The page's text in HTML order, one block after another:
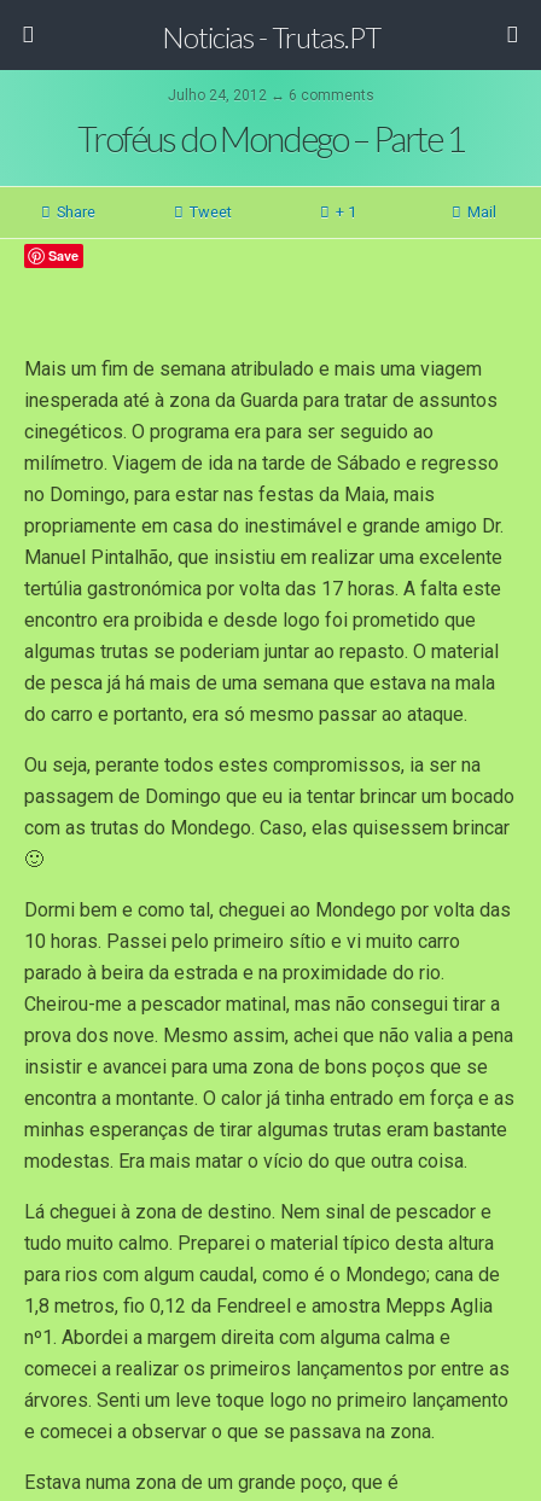
Noticias - Trutas.PT
Julho 24, 2012 ↔ 6 comments
Troféus do Mondego – Parte 1
Share Tweet + 1 Mail
Save
Mais um fim de semana atribulado e mais uma viagem
inesperada até à zona da Guarda para tratar de assuntos
cinegéticos. O programa era para ser seguido ao
milímetro. Viagem de ida na tarde de Sábado e regresso
no Domingo, para estar nas festas da Maia, mais
propriamente em casa do inestimável e grande amigo Dr.
Manuel Pintalhão, que insistiu em realizar uma excelente
tertúlia gastronómica por volta das 17 horas. A falta este
encontro era proibida e desde logo foi prometido que
algumas trutas se poderiam juntar ao repasto. O material
de pesca já há mais de uma semana que estava na mala
do carro e portanto, era só mesmo passar ao ataque.
Ou seja, perante todos estes compromissos, ia ser na
passagem de Domingo que eu ia tentar brincar um bocado
com as trutas do Mondego. Caso, elas quisessem brincar
🙂
Dormi bem e como tal, cheguei ao Mondego por volta das
10 horas. Passei pelo primeiro sítio e vi muito carro
parado à beira da estrada e na proximidade do rio.
Cheirou-me a pescador matinal, mas não consegui tirar a
prova dos nove. Mesmo assim, achei que não valia a pena
insistir e avancei para uma zona de bons poços que se
encontra a montante. O calor já tinha entrado em força e as
minhas esperanças de tirar algumas trutas eram bastante
modestas. Era mais matar o vício do que outra coisa.
Lá cheguei à zona de destino. Nem sinal de pescador e
tudo muito calmo. Preparei o material típico desta altura
para rios com algum caudal, como é o Mondego; cana de
1,8 metros, fio 0,12 da Fendreel e amostra Mepps Aglia
nº1. Abordei a margem direita com alguma calma e
comecei a realizar os primeiros lançamentos por entre as
árvores. Senti um leve toque logo no primeiro lançamento
e comecei a observar o que se passava na zona.
Estava numa zona de um grande poço, que é